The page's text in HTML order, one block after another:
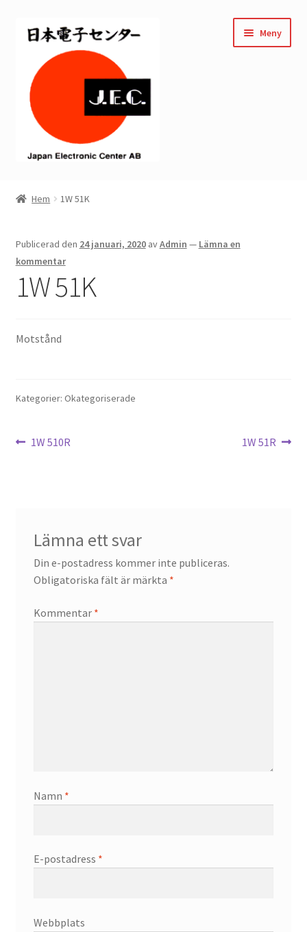
Hoppa
till
navigering
Hoppa
till
innehåll
Meny
Mitt konto
Varukorg
Hem 1W 51K
Publicerad den 24 januari, 2020 avAdmin — Lämna en
kommentar
1W 51K
Motstånd
Kategorier: Okategoriserade
Inläggsnavigering
Föregående
1W 510R
Nästa
1W 51R
Lämna ett svar
Din e-postadress kommer inte publiceras.
Obligatoriska fält är märkta *
Kommentar *
Namn *
E-postadress *
Webbplats